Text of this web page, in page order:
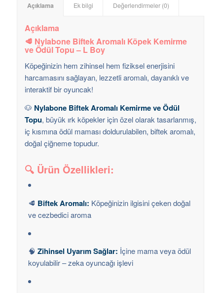
Açıklama Ek bilgi Değerlendirmeler (0)
Açıklama
🥩 Nylabone Biftek Aromalı Köpek Kemirme
ve Ödül Topu – L Boy
Köpeğinizin hem zihinsel hem fiziksel enerjisini
harcamasını sağlayan, lezzetli aromalı, dayanıklı ve
interaktif bir oyuncak!
🐶 Nylabone Biftek Aromalı Kemirme ve Ödül
Topu, büyük ırk köpekler için özel olarak tasarlanmış,
iç kısmına ödül maması doldurulabilen, biftek aromalı,
doğal çiğneme topudur.
🔍 Ürün Özellikleri:
🥩 Biftek Aromalı: Köpeğinizin ilgisini çeken doğal
ve cezbedici aroma
🧠 Zihinsel Uyarım Sağlar: İçine mama veya ödül
koyulabilir – zeka oyuncağı işlevi